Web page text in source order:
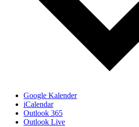
Google Kalender
iCalendar
Outlook 365
Outlook Live